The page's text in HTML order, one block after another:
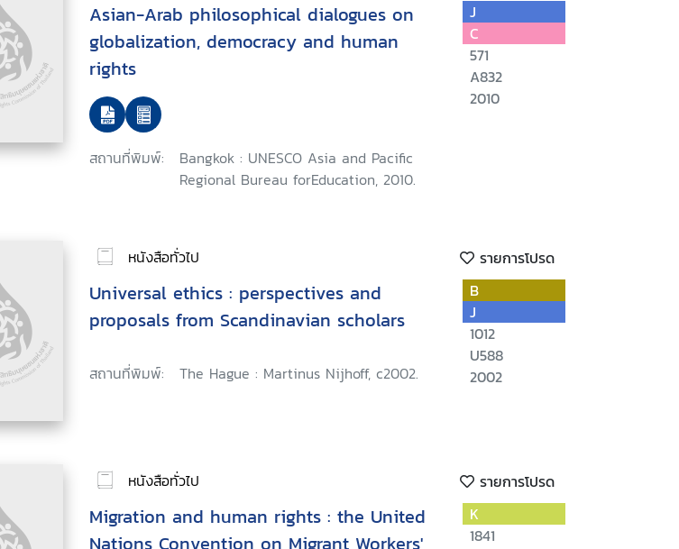
Asian-Arab philosophical dialogues on
globalization, democracy and human
rights
สถานที่พิมพ์:
Bangkok : UNESCO Asia and Pacific
Regional Bureau forEducation, 2010.
J
C
571
A832
2010
หนังสือทั่วไป รายการโปรด
Universal ethics : perspectives and
proposals from Scandinavian scholars
สถานที่พิมพ์: The Hague : Martinus Nijhoff, c2002.
B
J
1012
U588
2002
หนังสือทั่วไป รายการโปรด
Migration and human rights : the United
Nations Convention on Migrant Workers'
K
1841